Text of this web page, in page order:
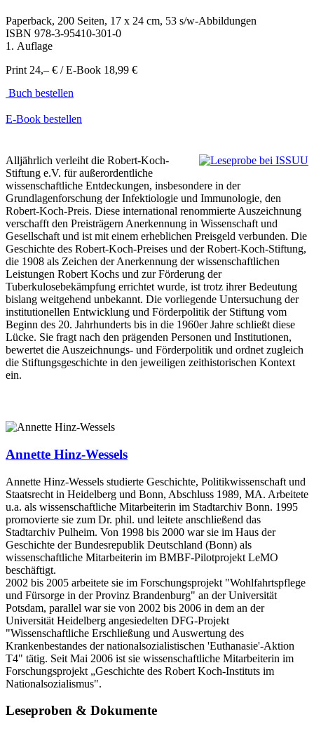
Paperback, 200 Seiten, 17 x 24 cm, 53 s/w-Abbildungen
ISBN 978-3-95410-301-0
1. Auflage
Print 24,– € / E-Book 18,99 €
Buch bestellen
E-Book bestellen
Alljährlich verleiht die Robert-Koch-
Stiftung e.V. für außerordentliche
wissenschaftliche Entdeckungen, insbesondere in der
Grundlagenforschung der Infektiologie und Immunologie, den
Robert-Koch-Preis. Diese international renommierte Auszeichnung
verschafft den Preisträgern Anerkennung in Wissenschaft und
Gesellschaft und ist mit einem erheblichen Preisgeld verbunden. Die
Geschichte des Robert-Koch-Preises und der Robert-Koch-Stiftung,
die 1908 als Zeichen der Anerkennung der wissenschaftlichen
Leistungen Robert Kochs und zur Förderung der
Tuberkulosebekämpfung errichtet wurde, ist trotz ihrer Bedeutung
bislang weitgehend unbekannt. Die vorliegende Untersuchung der
institutionellen Entwicklung und Förderpolitik der Stiftung vom
Beginn des 20. Jahrhunderts bis in die 1960er Jahre schließt diese
Lücke. Sie fragt nach den prägenden Personen und Institutionen,
bewertet die Auszeichnungs- und Förderpolitik und ordnet zugleich
die Stiftungsgeschichte in den jeweiligen zeithistorischen Kontext
ein.
Annette Hinz-Wessels
Annette Hinz-Wessels studierte Geschichte, Politikwissenschaft und
Staatsrecht in Heidelberg und Bonn, Abschluss 1989, MA. Arbeitete
u.a. als wissenschaftliche Mitarbeiterin im Stadtarchiv Bonn. 1995
promovierte sie zum Dr. phil. und leitete anschließend das
Stadtarchiv Pulheim. Von 1998 bis 2000 war sie im Haus der
Geschichte der Bundesrepublik Deutschland (Bonn) als
wissenschaftliche Mitarbeiterin im BMBF-Pilotprojekt LeMO
beschäftigt.
2002 bis 2005 arbeitete sie im Forschungsprojekt "Wohlfahrtspflege
und Fürsorge in der Provinz Brandenburg" an der Universität
Potsdam, parallel war sie von 2002 bis 2006 in dem an der
Universität Heidelberg angesiedelten DFG-Projekt
"Wissenschaftliche Erschließung und Auswertung des
Krankenbestandes der nationalsozialistischen 'Euthanasie'-Aktion
T4" tätig. Seit Mai 2006 ist sie wissenschaftliche Mitarbeiterin im
Forschungsprojekt „Geschichte des Robert Koch-Instituts im
Nationalsozialismus".
Leseproben & Dokumente